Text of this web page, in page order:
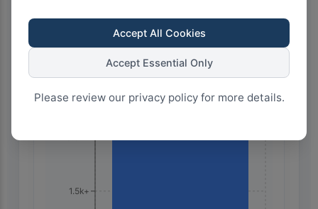
Accept All Cookies
Accept Essential Only
Please review our privacy policy for more details.
1.5k+